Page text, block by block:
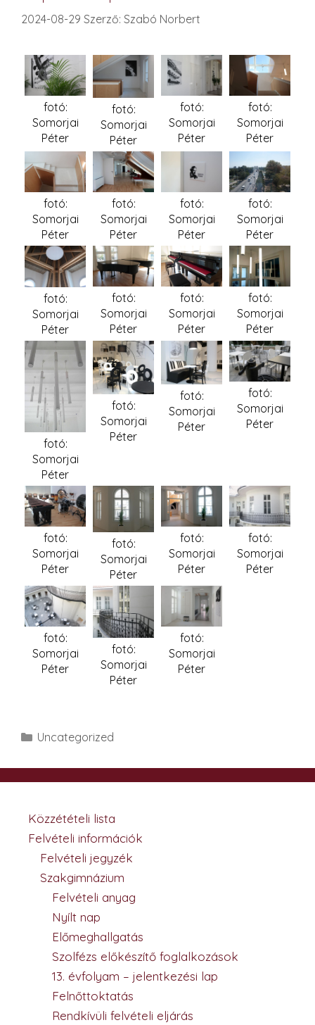
2024-08-29 Szerző: Szabó Norbert
fotó:
Somorjai
Péter
fotó:
Somorjai
Péter
fotó:
Somorjai
Péter
fotó:
Somorjai
Péter
fotó:
Somorjai
Péter
fotó:
Somorjai
Péter
fotó:
Somorjai
Péter
fotó:
Somorjai
Péter
fotó:
Somorjai
Péter
fotó:
Somorjai
Péter
fotó:
Somorjai
Péter
fotó:
Somorjai
Péter
fotó:
Somorjai
Péter
fotó:
Somorjai
Péter
fotó:
Somorjai
Péter
fotó:
Somorjai
Péter
fotó:
Somorjai
Péter
fotó:
Somorjai
Péter
fotó:
Somorjai
Péter
fotó:
Somorjai
Péter
fotó:
Somorjai
Péter
fotó:
Somorjai
Péter
fotó:
Somorjai
Péter
Kategória
Uncategorized
Közzétételi lista
Felvételi információk
Felvételi jegyzék
Szakgimnázium
Felvételi anyag
Nyílt nap
Előmeghallgatás
Szolfézs előkészítő foglalkozások
13. évfolyam – jelentkezési lap
Felnőttoktatás
Rendkívüli felvételi eljárás